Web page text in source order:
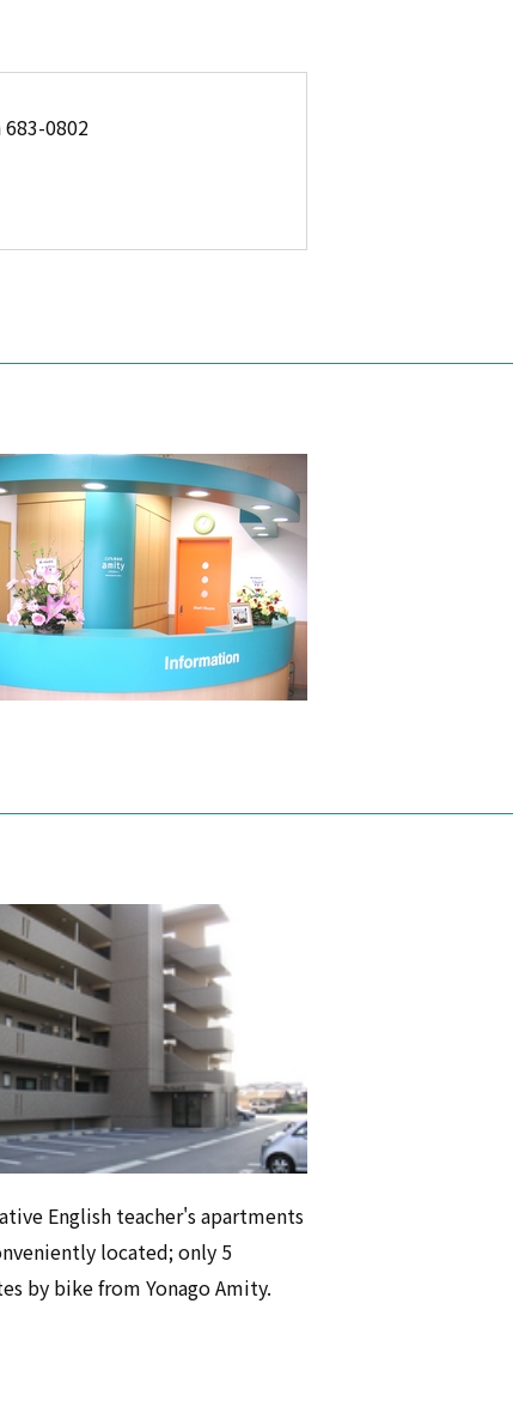
0802
English teacher's apartments
located; only 5
by bike from Yonago Amity.